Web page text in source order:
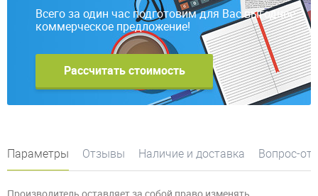
Всего за один час подготовим для Вас выгодное
коммерческое предложение!
Рассчитать стоимость
Параметры Отзывы Наличие и доставка Вопрос-
Производитель оставляет за собой право изменять